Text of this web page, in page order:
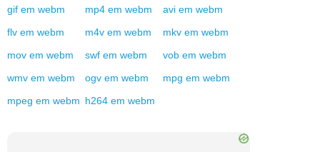
gif em webm mp4 em webm avi em webm
flv em webm m4v em webm mkv em webm
mov em webm swf em webm vob em webm
wmv em webm ogv em webm mpg em webm
mpeg em webm h264 em webm